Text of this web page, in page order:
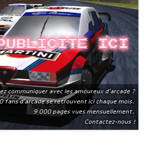
publicite ici
communiquer avec les amoureux d'arcade ?
fans d'arcade se retrouvent ici chaque mois.
9 000 pages vues mensuellement.
Contactez-nous !